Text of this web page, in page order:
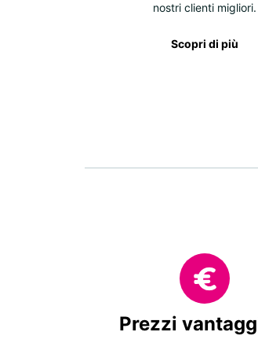
nostri clienti migliori.
Scopri di più
Prezzi